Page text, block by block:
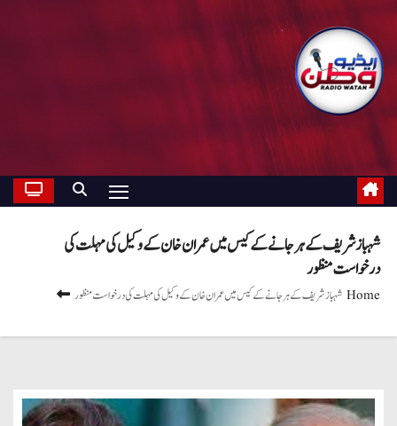
شہباز شریف کے ہرجانے کے کیس میں عمران خان کے وکیل کی مہلت کی
درخواست منظور
Homeشہباز شریف کے ہرجانے کے کیس میں عمران خان کے وکیل کی مہلت کی درخواست منظور